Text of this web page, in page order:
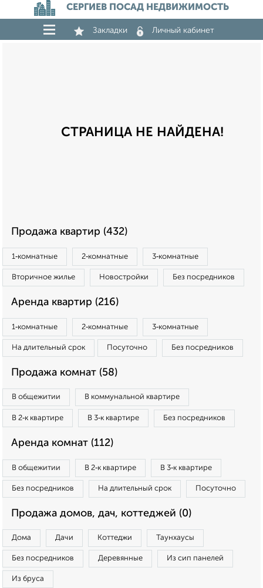
СЕРГИЕВ ПОСАД НЕДВИЖИМОСТЬ
Закладки Личный кабинет
СТРАНИЦА НЕ НАЙДЕНА!
Продажа квартир (432)
1‑комнатные 2‑комнатные 3‑комнатные
Вторичное жилье Новостройки Без посредников
Аренда квартир (216)
1‑комнатные 2‑комнатные 3‑комнатные
На длительный срок Посуточно Без посредников
Продажа комнат (58)
В общежитии В коммунальной квартире
В 2‑к квартире В 3‑к квартире Без посредников
Аренда комнат (112)
В общежитии В 2‑к квартире В 3‑к квартире
Без посредников На длительный срок Посуточно
Продажа домов, дач, коттеджей (0)
Дома Дачи Коттеджи Таунхаусы
Без посредников Деревянные Из сип панелей
Из бруса